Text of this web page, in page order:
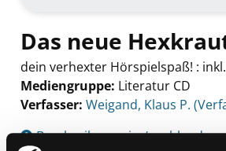
Das neue
dein verhexter Hörspielspaß! :
Mediengruppe: Literatur CD
Verfasser: Suche nach diesem
Weigand, Klaus P.
Beschreibung ein-/ausblenden